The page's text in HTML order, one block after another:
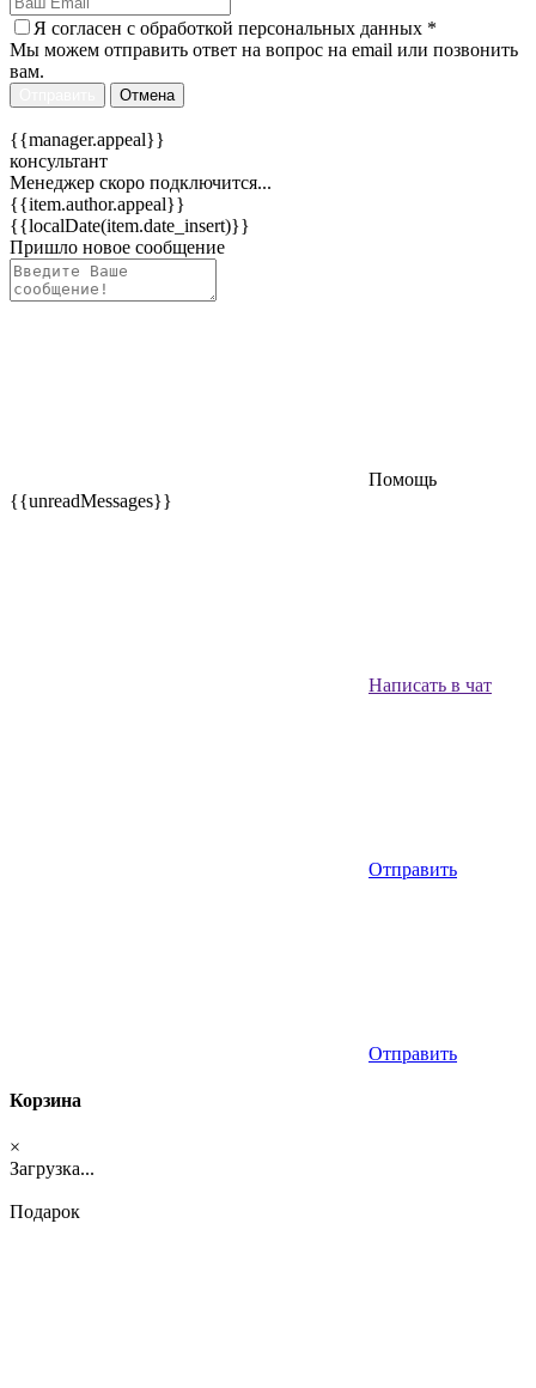
Я согласен c обработкой персональных данных *
Мы можем отправить ответ на вопрос на email или позвонить
вам.
Отмена
{{manager.appeal}}
консультант
Менеджер скоро подключится...
{{item.author.appeal}}
{{localDate(item.date_insert)}}
Пришло новое сообщение
Помощь
{{unreadMessages}}
Написать в чат
Отправить
Отправить
Корзина
×
Загрузка...
Подарок